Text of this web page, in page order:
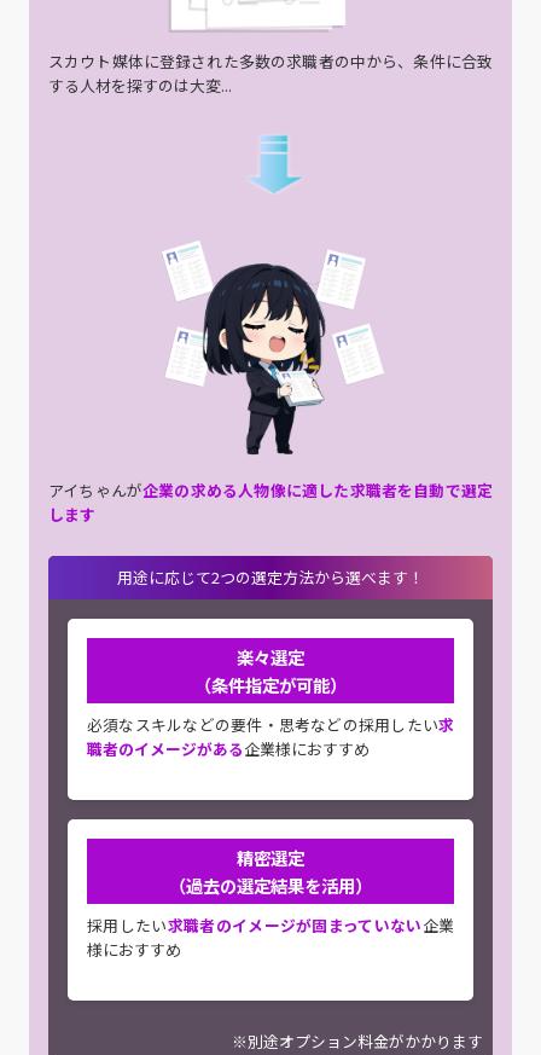
スカウト媒体に登録された多数の求職者の中から、条件に合致
する人材を探すのは大変...
アイちゃんが企業の求める人物像に適した求職者を自動で選定
します
用途に応じて2つの選定方法から選べます！
楽々選定
（条件指定が可能）
必須なスキルなどの要件・思考などの採用したい求
職者のイメージがある企業様におすすめ
精密選定
（過去の選定結果を活用）
採用したい求職者のイメージが固まっていない企業
様におすすめ
※別途オプション料金がかかります